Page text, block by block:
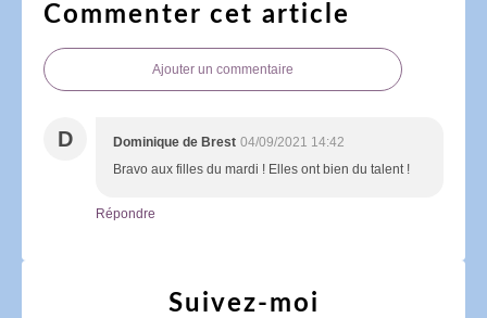
Commenter cet article
Ajouter un commentaire
D Dominique de Brest 04/09/2021 14:42
Bravo aux filles du mardi ! Elles ont bien du talent !
Répondre
Suivez-moi